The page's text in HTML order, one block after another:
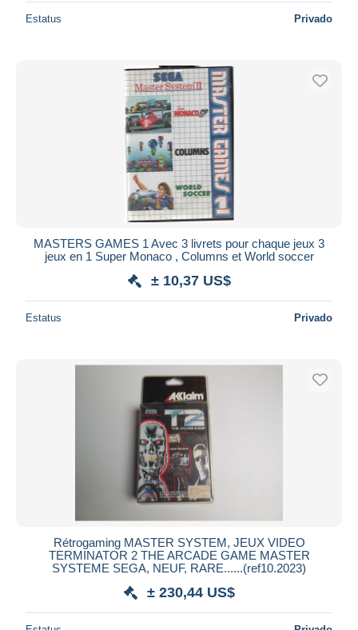
Estatus Privado
MASTERS GAMES 1 Avec 3 livrets pour chaque jeux 3
jeux en 1 Super Monaco , Columns et World soccer
± 10,37 US$
Estatus Privado
Rétrogaming MASTER SYSTEM, JEUX VIDEO
TERMINATOR 2 THE ARCADE GAME MASTER
SYSTEME SEGA, NEUF, RARE......(ref10.2023)
± 230,44 US$